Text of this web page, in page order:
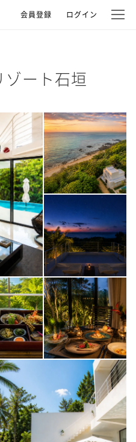
会員登録 ログイン
ート石垣